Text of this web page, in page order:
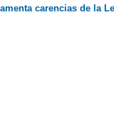
carencias de la